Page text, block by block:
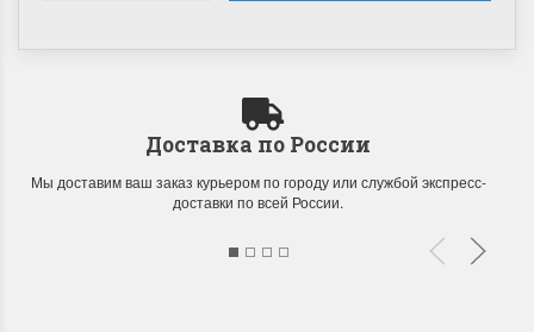
Летние Скидки
!! СКИДКА 20% ‼️ с 1 до 3 июня в
Раритеты Дим.
На сайте пополнение
Dimensions
Доставка по России
Мы доставим ваш заказ курьером по городу или службой экспресс-
доставки по всей России.